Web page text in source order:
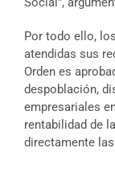
Por todo ello,
atendidas sus
Orden es
despoblación,
empresariales
rentabilidad de
directamente